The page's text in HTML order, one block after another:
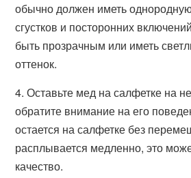
обычно должен иметь однородную
сгустков и посторонних
быть прозрачным или иметь
оттенок.
4. Оставьте мед на салфетке на
обратите внимание на его
остается на салфетке без
расплывается медленно, это
качество.